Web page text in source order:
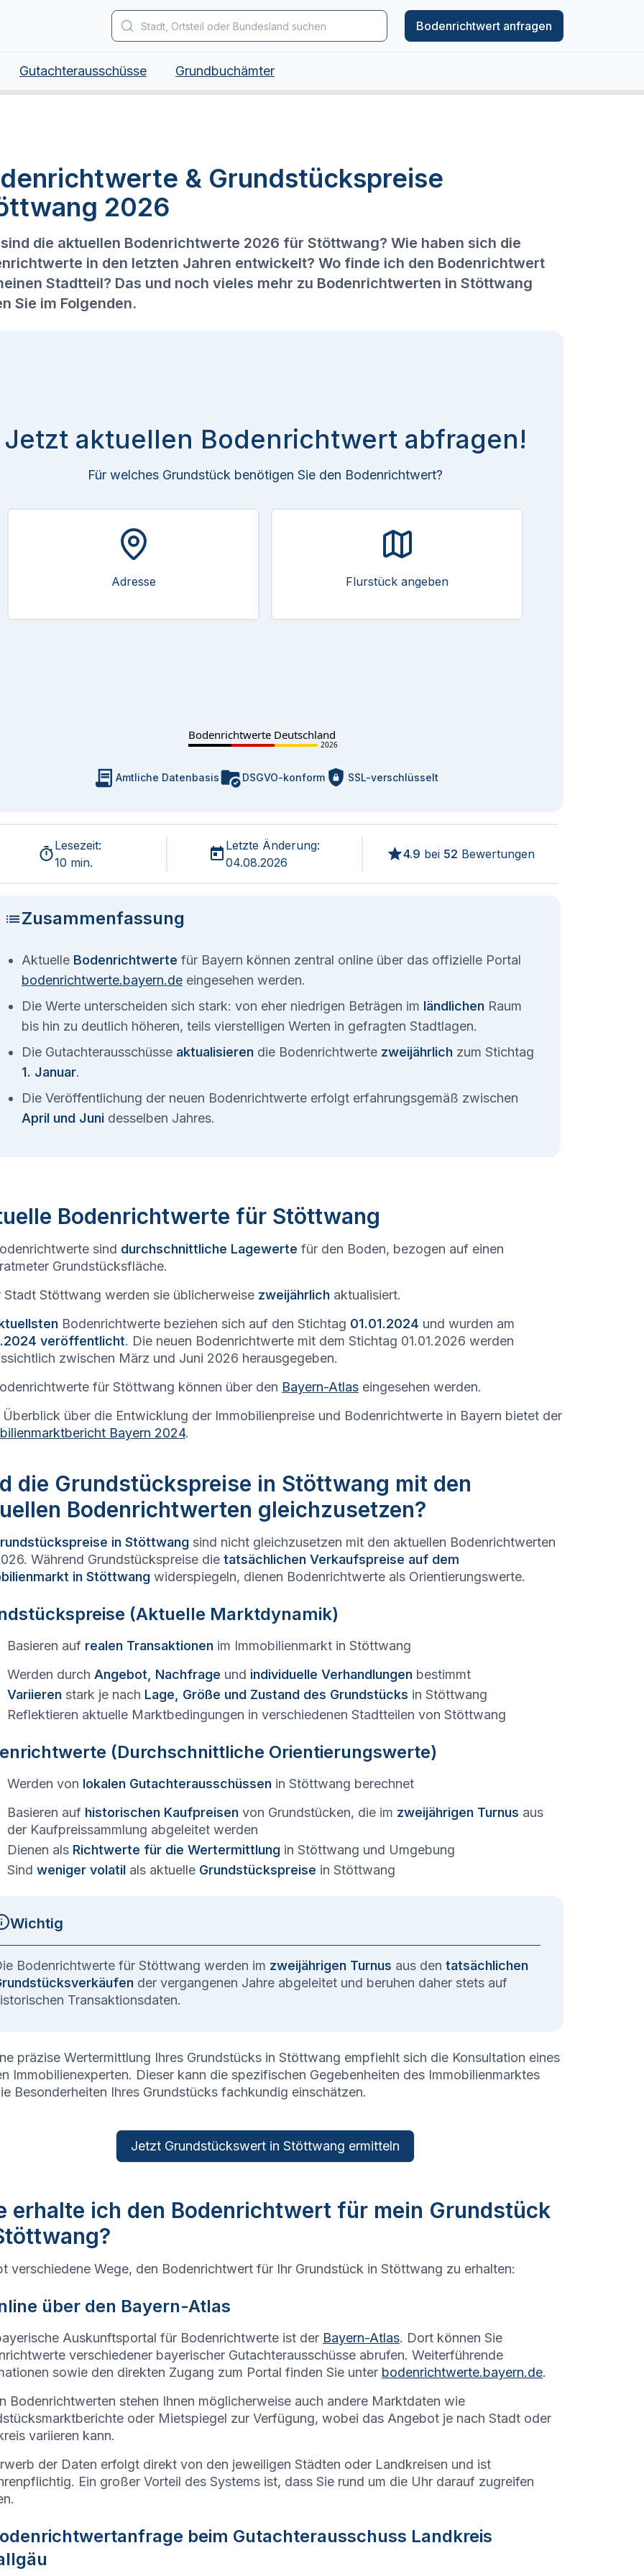
Bodenrichtwert anfragen
Gutachterausschüsse Grundbuchämter
& Grundstückspreise
2026
die aktuellen Bodenrichtwerte 2026 für Stöttwang? Wie haben sich die
in den letzten Jahren entwickelt? Wo finde ich den Bodenrichtwert
Stadtteil? Das und noch vieles mehr zu Bodenrichtwerten in Stöttwang
Sie im Folgenden.
Jetzt aktuellen Bodenrichtwert abfragen!
Für welches Grundstück benötigen Sie den Bodenrichtwert?
Adresse Flurstück angeben
Bodenrichtwerte Deutschland
2026
Amtliche Datenbasis DSGVO-konform SSL-verschlüsselt
Lesezeit:
10 min.
Letzte Änderung:
04.08.2026
4.9 bei 52 Bewertungen
Zusammenfassung
Aktuelle Bodenrichtwerte für Bayern können zentral online über das offizielle Portal
bodenrichtwerte.bayern.de eingesehen werden.
Die Werte unterscheiden sich stark: von eher niedrigen Beträgen im ländlichen Raum
bis hin zu deutlich höheren, teils vierstelligen Werten in gefragten Stadtlagen.
Die Gutachterausschüsse aktualisieren die Bodenrichtwerte zweijährlich zum Stichtag
1. Januar.
Die Veröffentlichung der neuen Bodenrichtwerte erfolgt erfahrungsgemäß zwischen
April und Juni desselben Jahres.
Bodenrichtwerte für Stöttwang
sind durchschnittliche Lagewerte für den Boden, bezogen auf einen
Grundstücksfläche.
Stadt Stöttwang werden sie üblicherweise zweijährlich aktualisiert.
Bodenrichtwerte beziehen sich auf den Stichtag 01.01.2024 und wurden am
veröffentlicht. Die neuen Bodenrichtwerte mit dem Stichtag 01.01.2026 werden
zwischen März und Juni 2026 herausgegeben.
für Stöttwang können über den Bayern-Atlas eingesehen werden.
Überblick über die Entwicklung der Immobilienpreise und Bodenrichtwerte in Bayern bietet der
Bayern 2024.
die Grundstückspreise in Stöttwang mit den
Bodenrichtwerten gleichzusetzen?
in Stöttwang sind nicht gleichzusetzen mit den aktuellen Bodenrichtwerten
Während Grundstückspreise die tatsächlichen Verkaufspreise auf dem
in Stöttwang widerspiegeln, dienen Bodenrichtwerte als Orientierungswerte.
(Aktuelle Marktdynamik)
Basieren auf realen Transaktionen im Immobilienmarkt in Stöttwang
Werden durch Angebot, Nachfrage und individuelle Verhandlungen bestimmt
Variieren stark je nach Lage, Größe und Zustand des Grundstücks in Stöttwang
Reflektieren aktuelle Marktbedingungen in verschiedenen Stadtteilen von Stöttwang
(Durchschnittliche Orientierungswerte)
Werden von lokalen Gutachterausschüssen in Stöttwang berechnet
Basieren auf historischen Kaufpreisen von Grundstücken, die im zweijährigen Turnus aus
der Kaufpreissammlung abgeleitet werden
Dienen als Richtwerte für die Wertermittlung in Stöttwang und Umgebung
Sind weniger volatil als aktuelle Grundstückspreise in Stöttwang
Wichtig
Bodenrichtwerte für Stöttwang werden im zweijährigen Turnus aus den tatsächlichen
der vergangenen Jahre abgeleitet und beruhen daher stets auf
Transaktionsdaten.
präzise Wertermittlung Ihres Grundstücks in Stöttwang empfiehlt sich die Konsultation eines
Immobilienexperten. Dieser kann die spezifischen Gegebenheiten des Immobilienmarktes
Besonderheiten Ihres Grundstücks fachkundig einschätzen.
Jetzt Grundstückswert in Stöttwang ermitteln
erhalte ich den Bodenrichtwert für mein Grundstück
verschiedene Wege, den Bodenrichtwert für Ihr Grundstück in Stöttwang zu erhalten:
über den Bayern-Atlas
Auskunftsportal für Bodenrichtwerte ist der Bayern-Atlas. Dort können Sie
verschiedener bayerischer Gutachterausschüsse abrufen. Weiterführende
sowie den direkten Zugang zum Portal finden Sie unter bodenrichtwerte.bayern.de.
Bodenrichtwerten stehen Ihnen möglicherweise auch andere Marktdaten wie
oder Mietspiegel zur Verfügung, wobei das Angebot je nach Stadt oder
variieren kann.
der Daten erfolgt direkt von den jeweiligen Städten oder Landkreisen und ist
Ein großer Vorteil des Systems ist, dass Sie rund um die Uhr darauf zugreifen
beim Gutachterausschuss Landkreis